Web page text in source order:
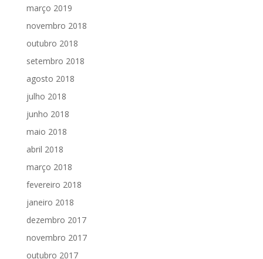
março 2019
novembro 2018
outubro 2018
setembro 2018
agosto 2018
julho 2018
junho 2018
maio 2018
abril 2018
março 2018
fevereiro 2018
janeiro 2018
dezembro 2017
novembro 2017
outubro 2017